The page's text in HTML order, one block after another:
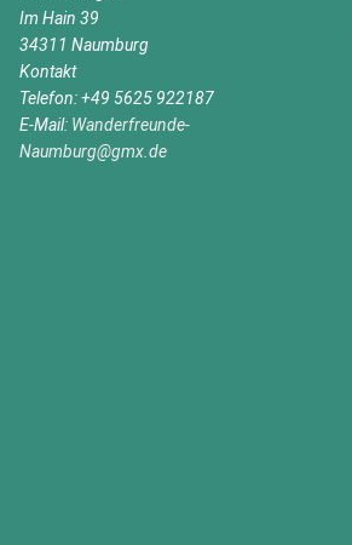
Im Hain 39
34311 Naumburg
Kontakt
Telefon: +49 5625 922187
E-Mail: Wanderfreunde-
Naumburg@gmx.de